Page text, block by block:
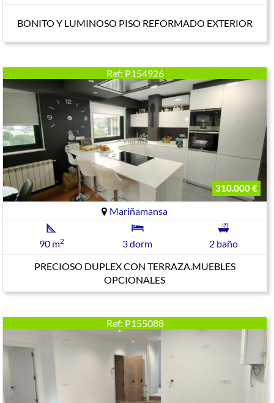
BONITO Y LUMINOSO PISO REFORMADO EXTERIOR
Ref: P154926
310.000 €
Mariñamansa
90 m2 3 dorm
2 baño
PRECIOSO DUPLEX CON TERRAZA.MUEBLES
OPCIONALES
Ref: P155088